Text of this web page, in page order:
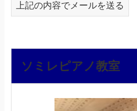
上記の内容でメールを送る
ソミレピアノ教室